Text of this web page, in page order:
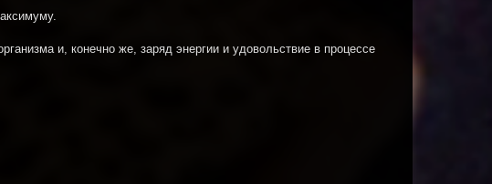
и, конечно же, заряд энергии и удовольствие в процессе